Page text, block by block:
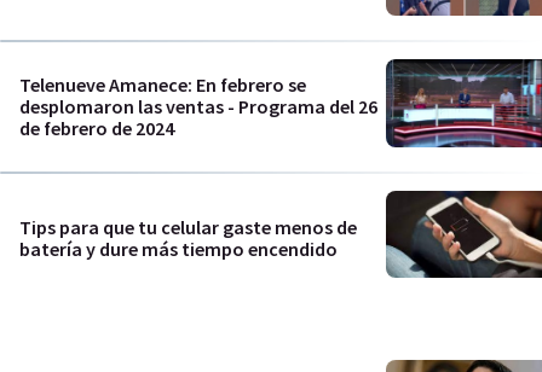
Telenueve Amanece: En febrero se
desplomaron las ventas - Programa del 26
de febrero de 2024
Tips para que tu celular gaste menos de
batería y dure más tiempo encendido